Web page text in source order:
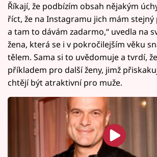
Říkají, že podbízím obsah nějakým
říct, že na Instagramu jich mám stejný
a tam to dávám zadarmo,“ uvedla na
žena, která se i v pokročilejším věku
tělem. Sama si to uvědomuje a tvrdí,
příkladem pro další ženy, jimž
chtějí být atraktivní pro muže.